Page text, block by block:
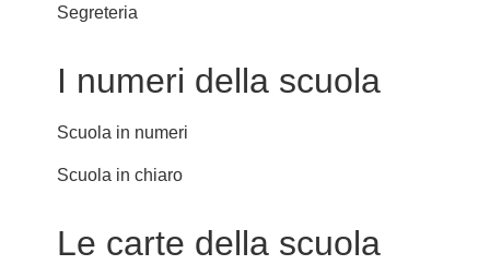
Segreteria
I numeri della scuola
Scuola in numeri
Scuola in chiaro
Le carte della scuola